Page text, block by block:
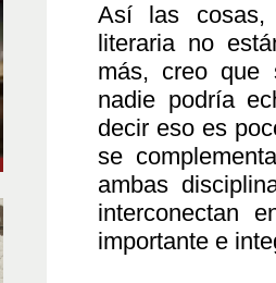
Así las cosas,
literaria no
más, creo
nadie podría
decir eso es
se
ambas
interconectan
importante e